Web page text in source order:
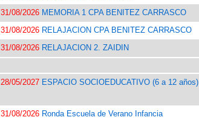
31/08/2026 MEMORIA 1 CPA BENITEZ CARRASCO
31/08/2026 RELAJACION CPA BENITEZ CARRASCO
31/08/2026 RELAJACION 2. ZAIDIN
28/05/2027 ESPACIO SOCIOEDUCATIVO (6 a 12 años)
31/08/2026 Ronda Escuela de Verano Infancia